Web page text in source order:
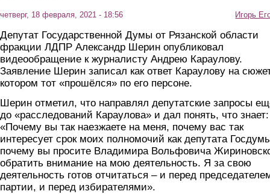
четверг, 18 февраля, 2021 - 18:56 Игорь
Депутат Государственной Думы от Рязанской области
фракции ЛДПР Александр Шерин опубликовал
видеообращение к журналисту Андрею Караулову.
Заявление Шерин записал как ответ Караулову на
котором тот «прошёлся» по его персоне.
Шерин отметил, что направлял депутатские запросы
до «расследований Караулова» и дал понять, что знает:
«Почему вы так наезжаете на меня, почему вас так
интересует срок моих полномочий как депутата
почему вы просите Владимира Вольфовича
обратить внимание на мою деятельность. Я за свою
деятельность готов отчитаться – и перед
партии, и перед избирателями».